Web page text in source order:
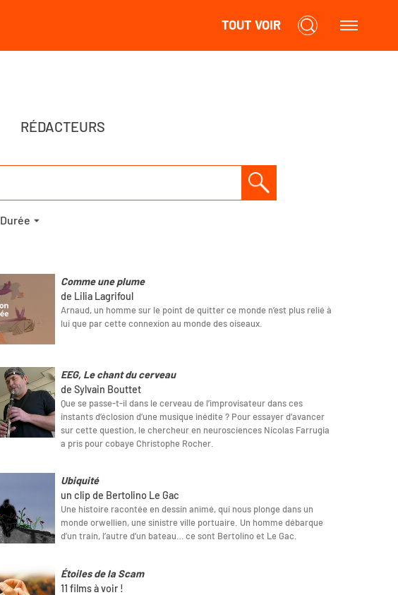
TOUT VOIR
RÉDACTEURS
Durée
Comme une plume
de Lilia Lagrifoul
Arnaud, un homme sur le point de quitter ce monde n’est plus relié à
lui que par cette connexion au monde des oiseaux.
EEG, Le chant du cerveau
de Sylvain Bouttet
Que se passe-t-il dans le cerveau de l’improvisateur dans ces
instants d’éclosion d’une musique inédite ? Pour essayer d’avancer
sur cette question, le chercheur en neurosciences Nicolas Farrugia
a pris pour cobaye Christophe Rocher.
Ubiquité
un clip de Bertolino Le Gac
Une histoire racontée en dessin animé, qui nous plonge dans un
monde orwellien, une sinistre ville portuaire. Un homme débarque
d’un train, l’autre d’un bateau… ce sont Bertolino et Le Gac.
Étoiles de la Scam
11 films à voir !